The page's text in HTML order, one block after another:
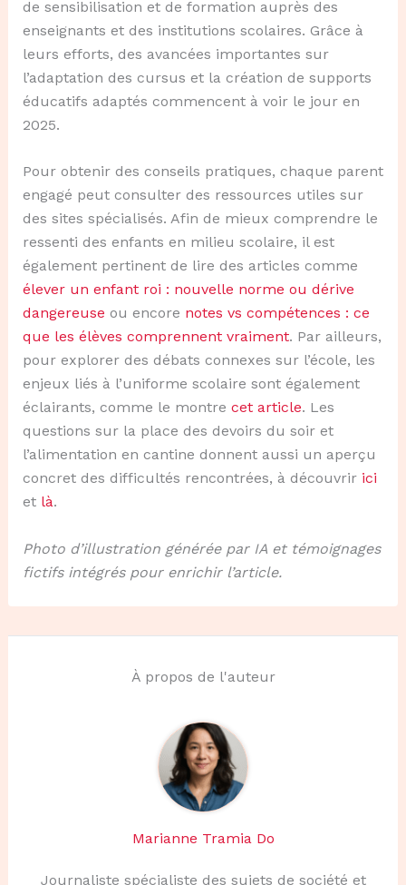
de sensibilisation et de formation auprès des
enseignants et des institutions scolaires. Grâce à
leurs efforts, des avancées importantes sur
l’adaptation des cursus et la création de supports
éducatifs adaptés commencent à voir le jour en
2025.
Pour obtenir des conseils pratiques, chaque parent
engagé peut consulter des ressources utiles sur
des sites spécialisés. Afin de mieux comprendre le
ressenti des enfants en milieu scolaire, il est
également pertinent de lire des articles comme
élever un enfant roi : nouvelle norme ou dérive
dangereuse ou encore notes vs compétences : ce
que les élèves comprennent vraiment. Par ailleurs,
pour explorer des débats connexes sur l’école, les
enjeux liés à l’uniforme scolaire sont également
éclairants, comme le montre cet article. Les
questions sur la place des devoirs du soir et
l’alimentation en cantine donnent aussi un aperçu
concret des difficultés rencontrées, à découvrir ici
et là.
Photo d’illustration générée par IA et témoignages
fictifs intégrés pour enrichir l’article.
À propos de l'auteur
Marianne Tramia Do
Journaliste spécialiste des sujets de société et